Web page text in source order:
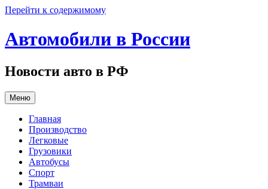
Перейти к содержимому
Автомобили в России
Новости авто в РФ
Меню
Главная
Производство
Легковые
Грузовики
Автобусы
Спорт
Трамваи